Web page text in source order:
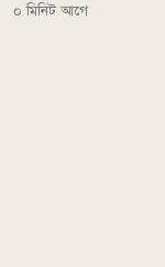
০ মিনিট আগে